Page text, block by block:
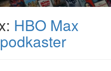
HBO Max